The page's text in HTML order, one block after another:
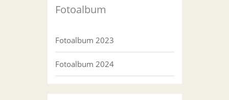
Fotoalbum
Fotoalbum 2023
Fotoalbum 2024